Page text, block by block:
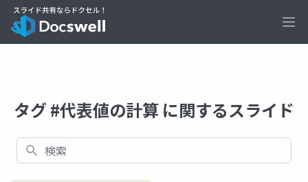
タグ #代表値の計算 に関するスライド
検索